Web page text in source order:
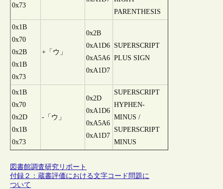
0x73
PARENTHESIS
0x1B
0x70
0x2B
0x1B
0x73
+「ウ」
0x2B
0xA1D6
0xA5A6
0xA1D7
SUPERSCRIPT
PLUS SIGN
0x1B
0x70
0x2D
0x1B
0x73
-「ウ」
0x2D
0xA1D6
0xA5A6
0xA1D7
SUPERSCRIPT
HYPHEN-
MINUS /
SUPERSCRIPT
MINUS
図書館調査研究リポート
付録２：蔵書評価における文字コード問題に
ついて